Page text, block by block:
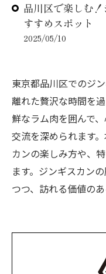
品川区で楽しむ
すすめスポット
2025/05/10
東京都品川区でのジ
離れた贅沢な時間を
鮮なラム肉を囲んで
交流を深められます
カンの楽しみ方や、
ます。ジンギスカン
つつ、訪れる価値の